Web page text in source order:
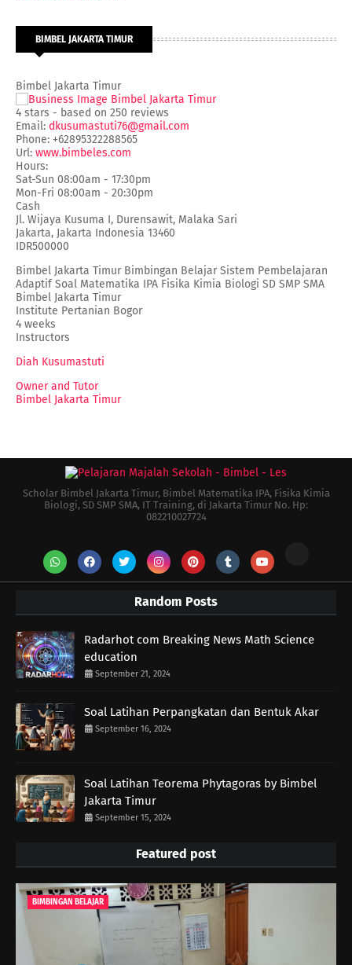
BIMBEL JAKARTA TIMUR
Bimbel Jakarta Timur
4 stars - based on 250 reviews
Email: dkusumastuti76@gmail.com
Phone: +62895322288565
Url: www.bimbeles.com
Hours:
Sat-Sun 08:00am - 17:30pm
Mon-Fri 08:00am - 20:30pm
Cash
Jl. Wijaya Kusuma I, Durensawit, Malaka Sari
Jakarta, Jakarta Indonesia 13460
IDR500000
Bimbel Jakarta Timur Bimbingan Belajar Sistem Pembelajaran
Adaptif Soal Matematika IPA Fisika Kimia Biologi SD SMP SMA
Bimbel Jakarta Timur
Institute Pertanian Bogor
4 weeks
Instructors
Diah Kusumastuti
Owner and Tutor
Bimbel Jakarta Timur
Scholar Bimbel Jakarta Timur, Bimbel Matematika IPA, Fisika Kimia
Biologi, SD SMP SMA, IT Training, di Jakarta Timur No. Hp:
082210027724
Random Posts
Radarhot com Breaking News Math Science
education
September 21, 2024
Soal Latihan Perpangkatan dan Bentuk Akar
September 16, 2024
Soal Latihan Teorema Phytagoras by Bimbel
Jakarta Timur
September 15, 2024
Featured post
BIMBINGAN BELAJAR